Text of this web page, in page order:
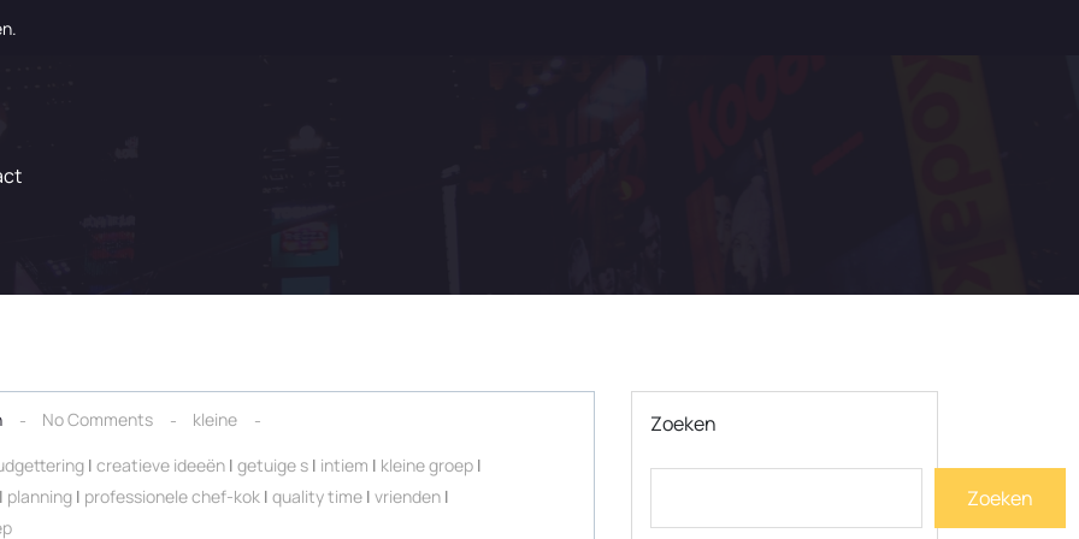
No Comments
kleine
| creatieve ideeën | getuige s | intiem | kleine groep |
| planning | professionele chef-kok | quality time | vrienden |
Zoeken
Zoeken